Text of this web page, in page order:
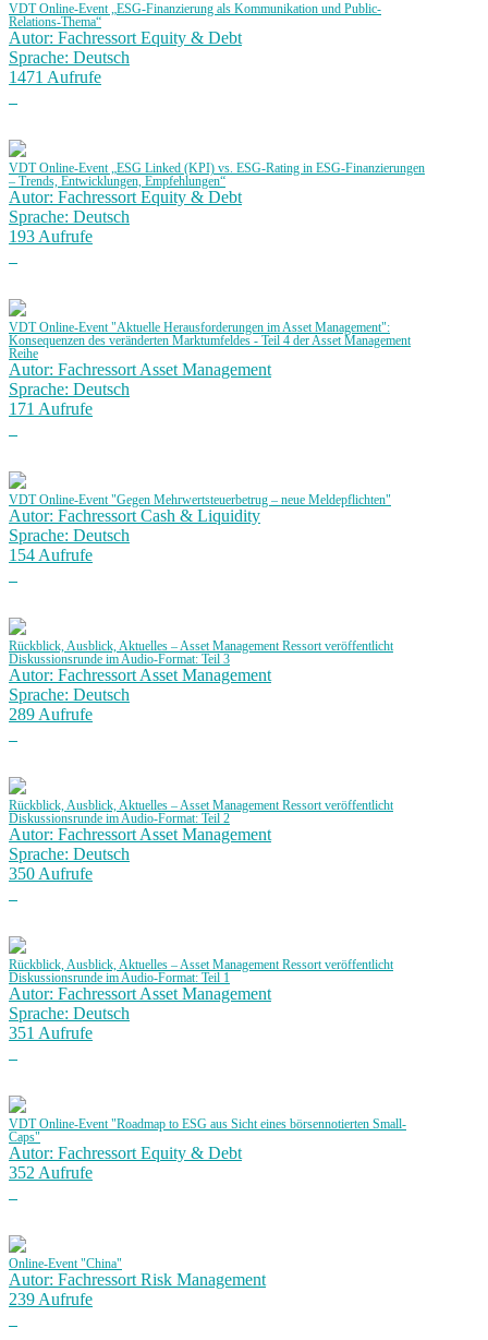
VDT Online-Event „ESG-Finanzierung als Kommunikation und Public-
Relations-Thema“
Autor: Fachressort Equity & Debt
Sprache: Deutsch
1471 Aufrufe
VDT Online-Event „ESG Linked (KPI) vs. ESG-Rating in ESG-Finanzierungen
– Trends, Entwicklungen, Empfehlungen“
Autor: Fachressort Equity & Debt
Sprache: Deutsch
193 Aufrufe
VDT Online-Event "Aktuelle Herausforderungen im Asset Management":
Konsequenzen des veränderten Marktumfeldes - Teil 4 der Asset Management
Reihe
Autor: Fachressort Asset Management
Sprache: Deutsch
171 Aufrufe
VDT Online-Event "Gegen Mehrwertsteuerbetrug – neue Meldepflichten"
Autor: Fachressort Cash & Liquidity
Sprache: Deutsch
154 Aufrufe
Rückblick, Ausblick, Aktuelles – Asset Management Ressort veröffentlicht
Diskussionsrunde im Audio-Format: Teil 3
Autor: Fachressort Asset Management
Sprache: Deutsch
289 Aufrufe
Rückblick, Ausblick, Aktuelles – Asset Management Ressort veröffentlicht
Diskussionsrunde im Audio-Format: Teil 2
Autor: Fachressort Asset Management
Sprache: Deutsch
350 Aufrufe
Rückblick, Ausblick, Aktuelles – Asset Management Ressort veröffentlicht
Diskussionsrunde im Audio-Format: Teil 1
Autor: Fachressort Asset Management
Sprache: Deutsch
351 Aufrufe
VDT Online-Event "Roadmap to ESG aus Sicht eines börsennotierten Small-
Caps"
Autor: Fachressort Equity & Debt
352 Aufrufe
Online-Event "China"
Autor: Fachressort Risk Management
239 Aufrufe